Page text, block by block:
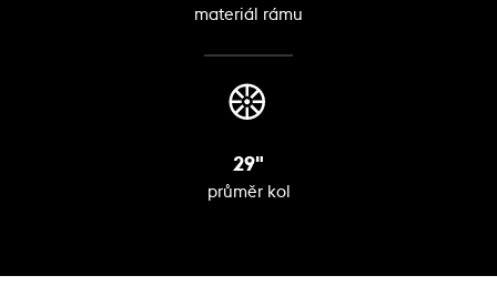
materiál rámu
29"
průměr kol